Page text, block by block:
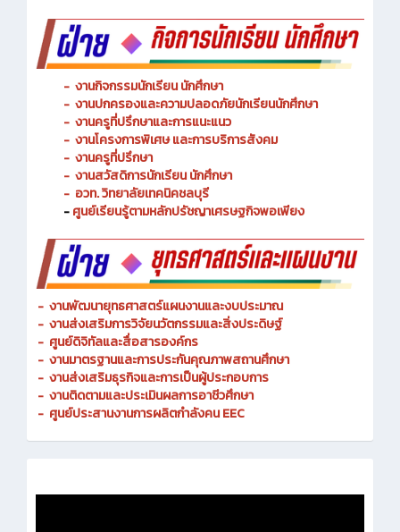
- งานกิจกรรมนักเรียน นักศึกษา
- งานปกครองและความปลอดภัยนักเรียนนักศึกษา
- งานครูที่ปรึกษาและการแนะแนว
- งานโครงการพิเศษ และการบริการ
- งานครูที่ปรึกษา
- งานสวัสดิการนักเรียน นักศึกษา
-อวท. วิทยาลัยเทคนิคชลบุรี
-ศูนย์เรียนรู้ตามหลักปรัชญาเศรษฐกิจพอเพียง
- งานพัฒนายุทธศาสตร์แผนงานและงบประมาณ
- งานส่งเสริมการวิจัยนวัตกรรมและสิ่งประดิษฐ์
- ศูนย์ดิจิทัลและสื่อสารองค์กร
- งานมาตรฐานและการประกันคุณภาพสถานศึกษา
- งานส่งเสริมธุรกิจและการเป็นผู้ประกอบการ
- งานติดตามและประเมินผลการอาชีวศึกษา
-ศูนย์ประสานงานการผลิตกำลังคน EEC